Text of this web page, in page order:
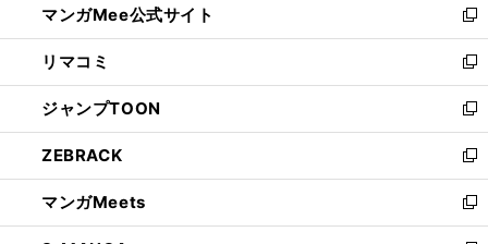
く
ド
ウ
で
開
く
ィ
ン
ド
ウ
で
開
く
い
ウ
ィ
ン
ド
ウ
で
開
く
マンガMee公式サイト
新
し
い
ウ
ィ
ン
ド
ウ
で
開
リマコミ
新
し
い
ウ
ィ
ン
ド
ウ
ジャンプTOON
新
し
い
ウ
ィ
ン
ZEBRACK
新
し
い
ウ
マンガMeets
新
し